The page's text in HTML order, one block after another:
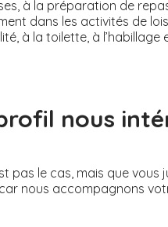
à la préparation de
dans les activités de
à la toilette, à
nous
le cas, mais que vous
nous accompagnons